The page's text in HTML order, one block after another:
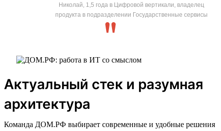
Николай, 1,5 года в Цифровой вертикали, владелец
продукта в подразделении Государственные сервисы
Актуальный стек и разумная
архитектура
Команда ДОМ.РФ выбирает современные и удобные решения